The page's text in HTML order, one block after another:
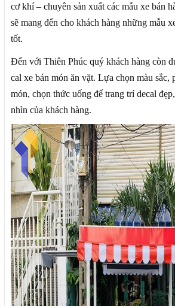
cơ khí – chuyên sản xuất các mẫu xe bán
sẽ mang đến cho khách hàng những mẫu
tốt.
Đến với Thiên Phúc quý khách hàng còn
cal xe bán món ăn vặt. Lựa chọn màu sắc,
món, chọn thức uống để trang trí decal
nhìn của khách hàng.